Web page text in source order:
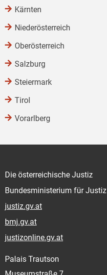
Kärnten
Niederösterreich
Oberösterreich
Salzburg
Steiermark
Tirol
Vorarlberg
Die österreichische Justiz
Bundesministerium für Justiz
justiz.gv.at
bmj.gv.at
justizonline.gv.at
Palais Trautson